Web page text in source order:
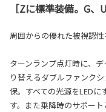
［Zに標準装備。G、
周囲からの優れた被視認性
ターンランプ点灯時に、
り替えるダブルファンク
保。すべての光源をLED
す。また乗降時のサポー